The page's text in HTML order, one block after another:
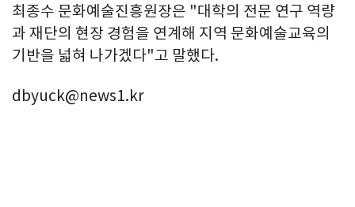
최종수 문화예술진흥원장은 "대학의 전문 연구 역량
과 재단의 현장 경험을 연계해 지역 문화예술교육의
기반을 넓혀 나가겠다"고 말했다.
dbyuck@news1.kr